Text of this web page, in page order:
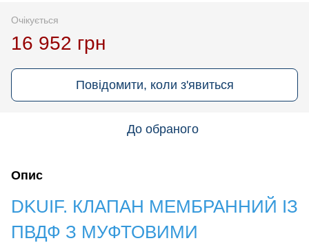
Очікується
16 952 грн
Повідомити, коли з'явиться
До обраного
Опис
DKUIF. КЛАПАН МЕМБРАННИЙ ІЗ
ПВДФ З МУФТОВИМИ